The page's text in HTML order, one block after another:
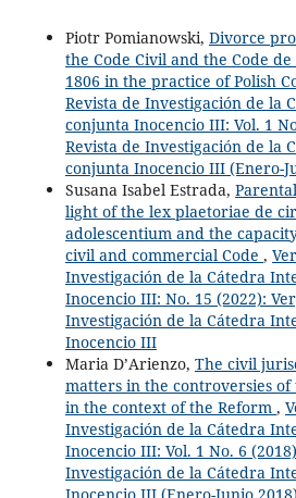
Piotr Pomianowski, Divorce
the Code Civil and the Code
1806 in the practice of Polish
Revista de Investigación de la
conjunta Inocencio III: Vol. 1
Revista de Investigación de la
conjunta Inocencio III (Enero-
Susana Isabel Estrada,
light of the lex plaetoriae de
adolescentium and the
civil and commercial Code ,
Investigación de la Cátedra
Inocencio III: No. 15 (2022):
Investigación de la Cátedra
Inocencio III
Maria D’Arienzo, The civil
matters in the controversies
in the context of the Reform ,
Investigación de la Cátedra
Inocencio III: Vol. 1 No. 6
Investigación de la Cátedra